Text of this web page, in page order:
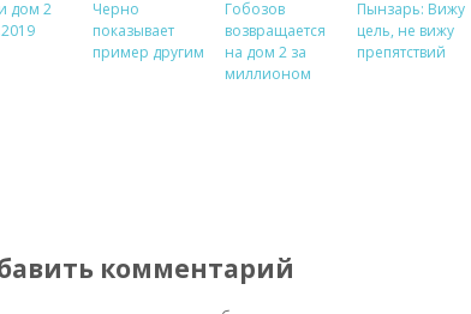
дом 2
Черно
показывает
пример другим
Гобозов
возвращается
на дом 2 за
миллионом
Пынзарь: Вижу
цель, не вижу
препятствий
комментарий